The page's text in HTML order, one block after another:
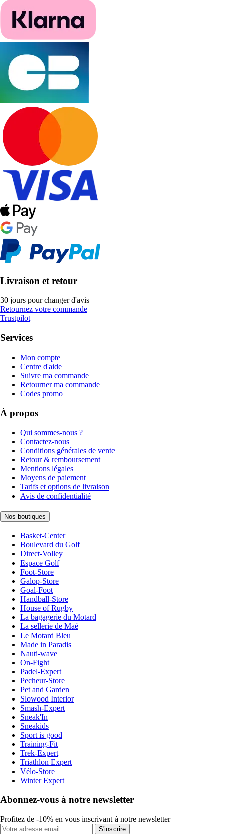
Livraison et retour
30 jours pour changer d'avis
Retournez votre commande
Trustpilot
Services
Mon compte
Centre d'aide
Suivre ma commande
Retourner ma commande
Codes promo
À propos
Qui sommes-nous ?
Contactez-nous
Conditions générales de vente
Retour & remboursement
Mentions légales
Moyens de paiement
Tarifs et options de livraison
Avis de confidentialité
Nos boutiques
Basket-Center
Boulevard du Golf
Direct-Volley
Espace Golf
Foot-Store
Galop-Store
Goal-Foot
Handball-Store
House of Rugby
La bagagerie du Motard
La sellerie de Maé
Le Motard Bleu
Made in Paradis
Nauti-wave
On-Fight
Padel-Expert
Pecheur-Store
Pet and Garden
Slowood Interior
Smash-Expert
Sneak'In
Sneakids
Sport is good
Training-Fit
Trek-Expert
Triathlon Expert
Vélo-Store
Winter Expert
Abonnez-vous à notre newsletter
Profitez de -10% en vous inscrivant à notre newsletter
S'inscrire